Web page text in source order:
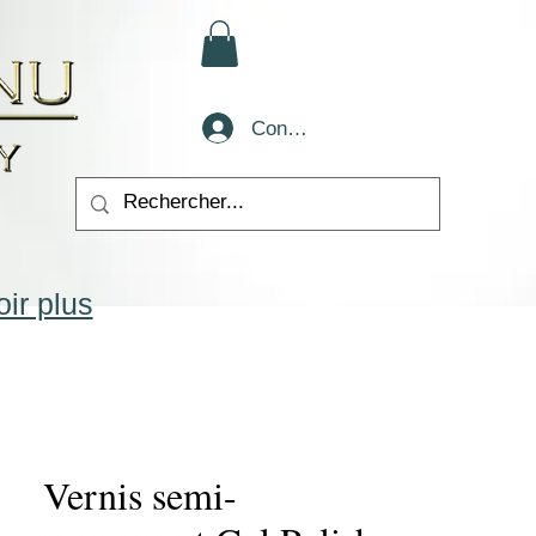
Conectează-te
Vernis semi-
plus